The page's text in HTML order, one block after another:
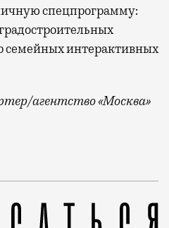
спецпрограмму:
семейных интерактивных
агентство «Москва»
цветах департамента